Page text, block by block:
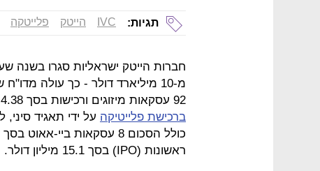
תגיות: IVC הייטק פלייטקה
92 עסקאות מיזוגים ורכישות בסך 4.38 מיליארד דולר, שהצטרפו ל-
ברכישת פלייטיקה
ראשונות (IPO) בסך 15.1 מיליון דולר.